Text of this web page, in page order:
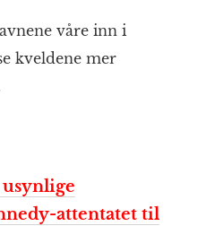
våre inn i
kveldene mer
attentatet til